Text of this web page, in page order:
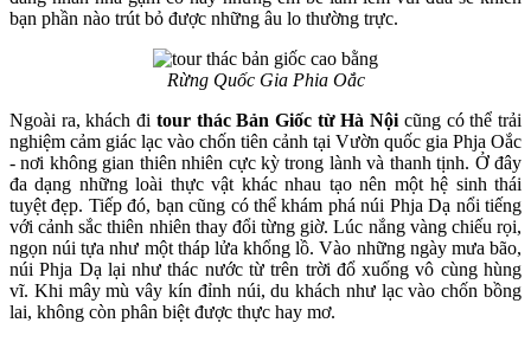
bạn phần nào trút bỏ được những âu lo thường trực.
Rừng Quốc Gia Phia Oắc
Ngoài ra, khách đi tour thác Bản Giốc từ Hà Nội cũng có thể trải
nghiệm cảm giác lạc vào chốn tiên cảnh tại Vườn quốc gia Phja Oắc
- nơi không gian thiên nhiên cực kỳ trong lành và thanh tịnh. Ở đây
đa dạng những loài thực vật khác nhau tạo nên một hệ sinh thái
tuyệt đẹp. Tiếp đó, bạn cũng có thể khám phá núi Phja Dạ nổi tiếng
với cảnh sắc thiên nhiên thay đổi từng giờ. Lúc nắng vàng chiếu rọi,
ngọn núi tựa như một tháp lửa khổng lồ. Vào những ngày mưa bão,
núi Phja Dạ lại như thác nước từ trên trời đổ xuống vô cùng hùng
vĩ. Khi mây mù vây kín đỉnh núi, du khách như lạc vào chốn bồng
lai, không còn phân biệt được thực hay mơ.